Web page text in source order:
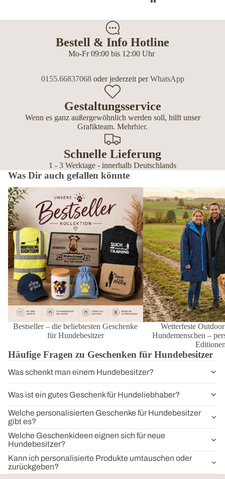
Bestell & Info Hotline
Mo-Fr 09:00 bis 12:00 Uhr
0155.66837068oder jederzeit perWhatsApp
Gestaltungsservice
Wenn es ganz außergewöhnlich werden soll, hilft unser
Grafikteam. Mehrhier.
Schnelle Lieferung
1 - 3 Werktage - innerhalb Deutschlands
Was Dir auch gefallen könnte
Bestseller – die beliebtesten Geschenke
für Hundebesitzer
Bestseller – die beliebtesten Geschenke
für Hundebesitzer
Wetterfeste Outdoor-
Hundemenschen –
Editionen
Wetterfeste
Hundemenschen –
Häufige Fragen zu Geschenken für Hundebesitzer
Was schenkt man einem Hundebesitzer?
Was ist ein gutes Geschenk für Hundeliebhaber?
Welche personalisierten Geschenke für Hundebesitzer
gibt es?
Welche Geschenkideen eignen sich für neue
Hundebesitzer?
Kann ich personalisierte Produkte umtauschen oder
zurückgeben?